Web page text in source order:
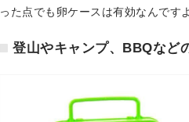
った点でも卵ケースは有効なんですよ
登山やキャンプ、BBQなど